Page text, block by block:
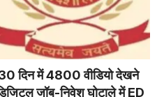
में 4800 वीडियो देखने
जॉब-निवेश घोटाले में ED